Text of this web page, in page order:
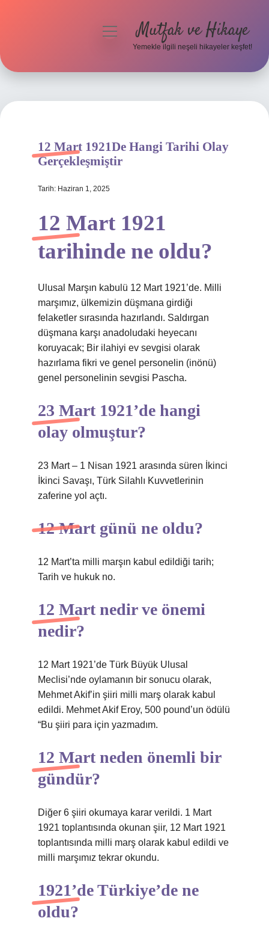
Hakkımızda
menüyüMutfak ve Hikaye
Yemekle ilgili neşeli hikayeler keşfet!
12 Mart 1921De Hangi Tarihi Olay
Gerçekleşmiştir
Tarih: Haziran 1, 2025
12 Mart 1921
tarihinde ne oldu?
Ulusal Marşın kabulü 12 Mart 1921’de. Milli
marşımız, ülkemizin düşmana girdiği
felaketler sırasında hazırlandı. Saldırgan
düşmana karşı anadoludaki heyecanı
koruyacak; Bir ilahiyi ev sevgisi olarak
hazırlama fikri ve genel personelin (inönü)
genel personelinin sevgisi Pascha.
23 Mart 1921’de hangi
olay olmuştur?
23 Mart – 1 Nisan 1921 arasında süren İkinci
İkinci Savaşı, Türk Silahlı Kuvvetlerinin
zaferine yol açtı.
12 Mart günü ne oldu?
12 Mart’ta milli marşın kabul edildiği tarih;
Tarih ve hukuk no.
12 Mart nedir ve önemi
nedir?
12 Mart 1921’de Türk Büyük Ulusal
Meclisi’nde oylamanın bir sonucu olarak,
Mehmet Akif’in şiiri milli marş olarak kabul
edildi. Mehmet Akif Eroy, 500 pound’un ödülü
“Bu şiiri para için yazmadım.
12 Mart neden önemli bir
gündür?
Diğer 6 şiiri okumaya karar verildi. 1 Mart
1921 toplantısında okunan şiir, 12 Mart 1921
toplantısında milli marş olarak kabul edildi ve
milli marşımız tekrar okundu.
1921’de Türkiye’de ne
oldu?